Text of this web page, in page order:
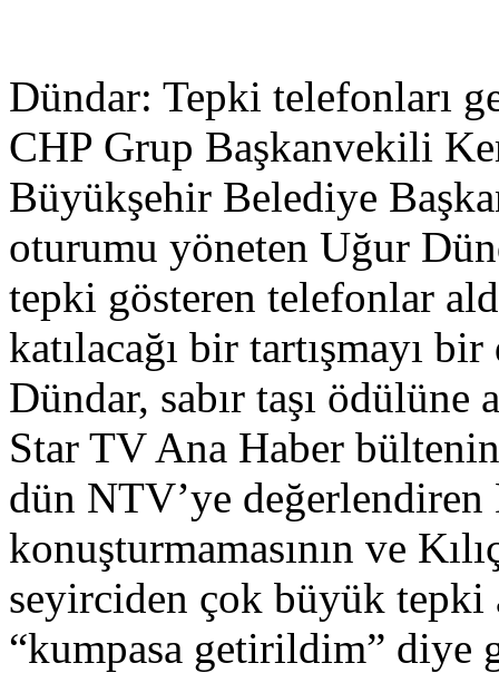
Dündar: Tepki telefonları
CHP Grup Başkanvekili
Büyükşehir Belediye
oturumu yöneten Uğur
tepki gösteren telefonlar
katılacağı bir tartışmayı
Dündar, sabır taşı
Star TV Ana Haber
dün NTV’ye
konuşturmamasının ve
seyirciden çok büyük tepki
“kumpasa getirildim” diye